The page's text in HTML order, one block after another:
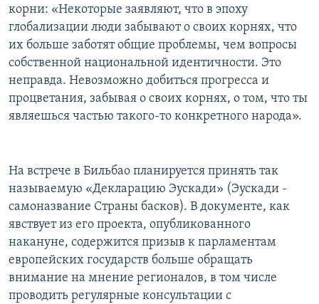
корни: «Некоторые заявляют, что в эпоху
глобализации люди забывают о своих корнях, что
их больше заботят общие проблемы, чем вопросы
собственной национальной идентичности. Это
неправда. Невозможно добиться прогресса и
процветания, забывая о своих корнях, о том, что ты
являешься частью такого-то конкретного народа».
На встрече в Бильбао планируется принять так
называемую «Декларацию Эускади» (Эускади -
самоназвание Страны басков). В документе, как
явствует из его проекта, опубликованного
накануне, содержится призыв к парламентам
европейских государств больше обращать
внимание на мнение регионалов, в том числе
проводить регулярные консультации с